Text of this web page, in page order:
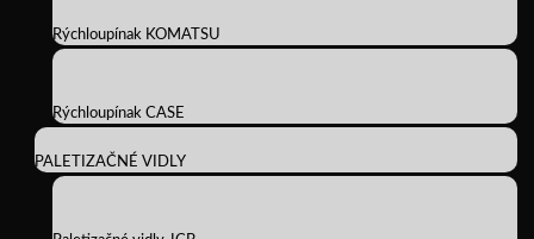
Rýchloupínak KOMATSU
Rýchloupínak CASE
PALETIZAČNÉ VIDLY